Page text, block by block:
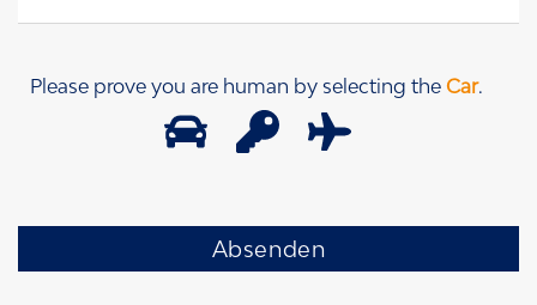
Please prove you are human by selecting the Car.